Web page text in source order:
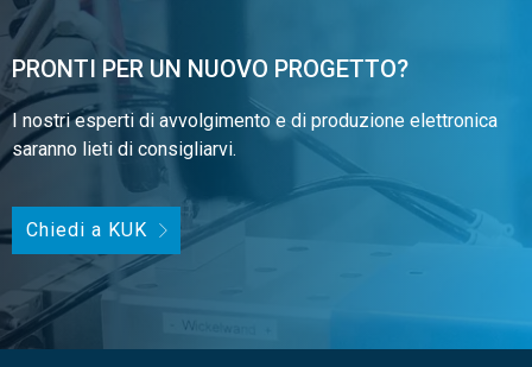
PRONTI PER UN NUOVO PROGETTO?
I nostri esperti di avvolgimento e di produzione elettronica
saranno lieti di consigliarvi.
Chiedi a KUK